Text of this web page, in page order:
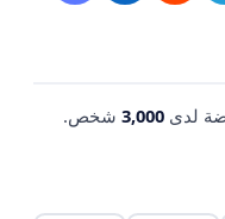
3,000 شخص.